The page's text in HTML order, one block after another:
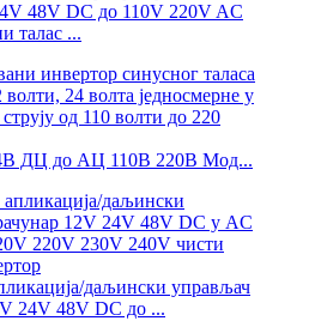
48V DC до 110V 220V AC
талас ...
ДЦ до АЦ 110В 220В Мод...
даљински управљач
24V 48V DC до ...